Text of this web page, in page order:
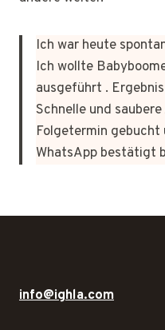
Ich war heute
Ich wollte
ausgeführt .
Schnelle und
Folgetermin
WhatsApp bestätigt
info@ighla.com